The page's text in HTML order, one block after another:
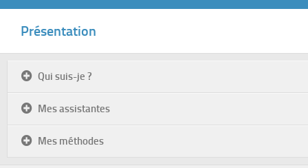
Présentation
Qui suis-je ?
Mes assistantes
Mes méthodes